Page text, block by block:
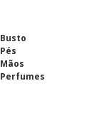
Busto
Pés
Mãos
Perfumes